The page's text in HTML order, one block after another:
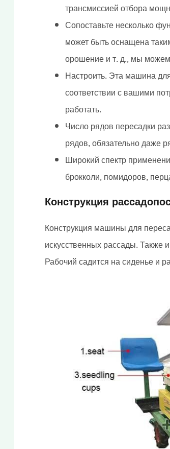
трансмиссией отбора
Сопоставьте несколько
может быть оснащена
орошение и т. д., мы можем
Настроить. Эта машина
соответствии с вашими
работать.
Число рядов пересадки
рядов, обязательно даже
Широкий спектр
брокколи, помидоров,
Конструкция
Конструкция машины для
искусственных рассады.
Рабочий садится на сиденье и